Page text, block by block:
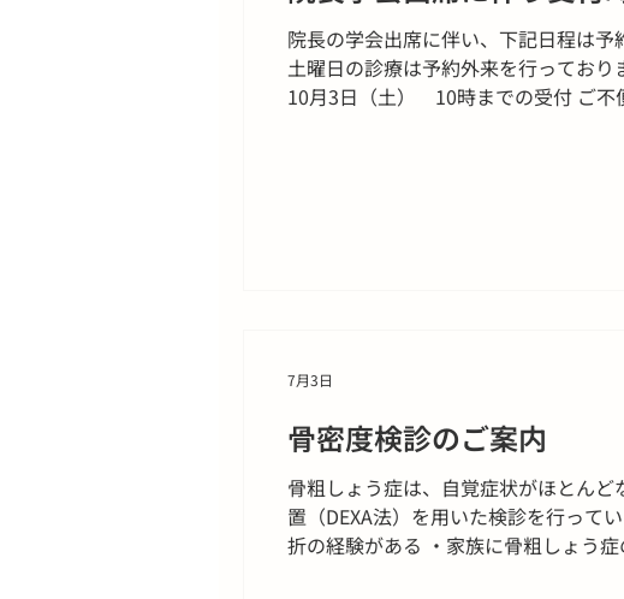
院長の学会出席に伴い、下記日程は
土曜日の診療は予約外来を行ってお
10月3日（土） 10時までの受付 ご不
骨密度検診のご案内
骨粗しょう症は、自覚症状がほとん
置（DEXA法）を用いた検診を行って
折の経験がある ・家族に骨粗しょう
7月3日